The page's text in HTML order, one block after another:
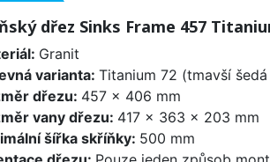
dřez Sinks Frame 457
Granit
varianta: Titanium 72 (tmavší
dřezu: 457 x 406 mm
vany dřezu: 417 x 363 x 203 mm
šířka skříňky: 500 mm